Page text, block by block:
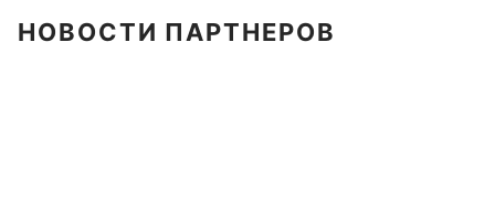
НОВОСТИ ПАРТНЕРОВ